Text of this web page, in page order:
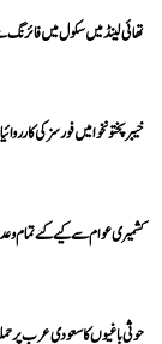
تھائی لینڈ میں سکول میں فائرنگ سے 9 افراد ہلاک،
خیبرپختونخوا میں فورسز کی کارروائیاں،
کشمیری عوام سے کیے گئے تمام
حوثی باغیوں کا سعودی عرب پر حملہ،